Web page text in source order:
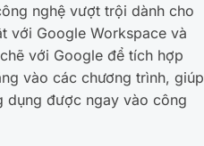
nghệ vượt trội dành cho
với Google Workspace và
với Google để tích hợp
vào các chương trình, giúp
dụng được ngay vào công